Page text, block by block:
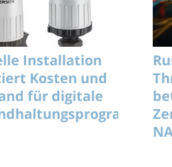
Installation
Kosten und
für digitale